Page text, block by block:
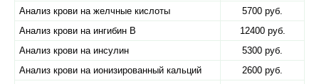
Анализ крови на желчные кислоты
5700 руб.
Анализ крови на ингибин B
12400 руб.
Анализ крови на инсулин
5300 руб.
Анализ крови на ионизированный кальций
2600 руб.